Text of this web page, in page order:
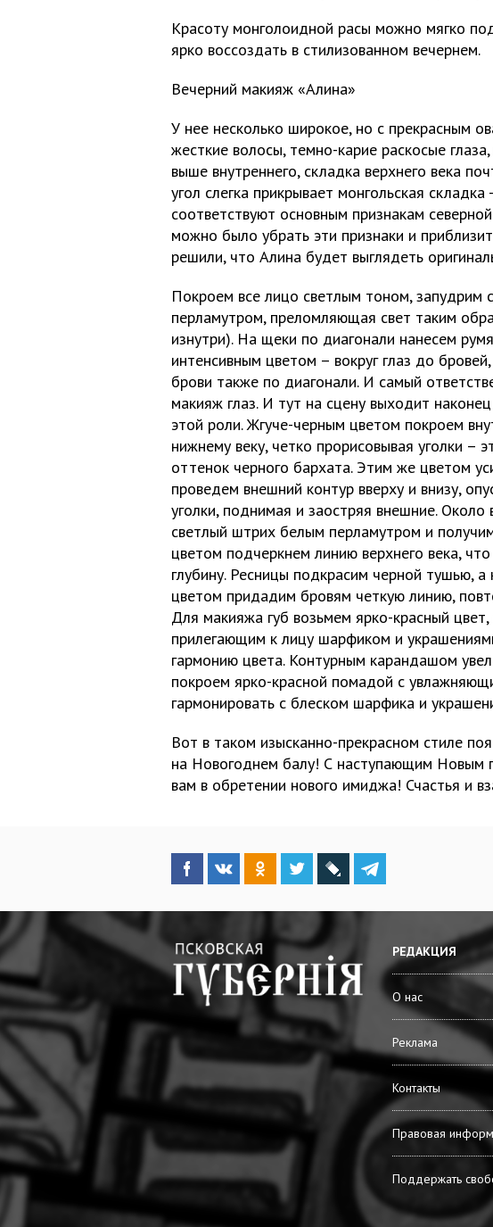
Красоту монголоидной расы можно мягко
ярко воссоздать в стилизованном вечернем.
Вечерний макияж «Алина»
У нее несколько широкое, но с прекрасным
жесткие волосы, темно-карие раскосые
выше внутреннего, складка верхнего века
угол слегка прикрывает монгольская складка
соответствуют основным признакам
можно было убрать эти признаки и
решили, что Алина будет выглядеть
Покроем все лицо светлым тоном, запудрим
перламутром, преломляющая свет таким
изнутри). На щеки по диагонали нанесем
интенсивным цветом – вокруг глаз до
брови также по диагонали. И самый
макияж глаз. И тут на сцену выходит
этой роли. Жгуче-черным цветом покроем
нижнему веку, четко прорисовывая уголки –
оттенок черного бархата. Этим же цветом
проведем внешний контур вверху и внизу,
уголки, поднимая и заостряя внешние. Около
светлый штрих белым перламутром и
цветом подчеркнем линию верхнего века,
глубину. Ресницы подкрасим черной тушью,
цветом придадим бровям четкую линию,
Для макияжа губ возьмем ярко-красный
прилегающим к лицу шарфиком и
гармонию цвета. Контурным карандашом
покроем ярко-красной помадой с
гармонировать с блеском шарфика и
Вот в таком изысканно-прекрасном стиле
на Новогоднем балу! С наступающим Новым
вам в обретении нового имиджа! Счастья и
РЕДАКЦИЯ
О нас
Реклама
Контакты
Правовая
Поддержать